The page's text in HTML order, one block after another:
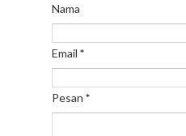
Nama
Email *
Pesan *